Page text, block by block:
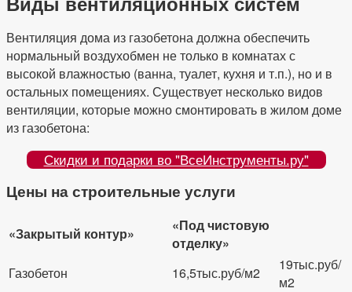
Вентиляция дома из газобетона должна обеспечить
нормальный воздухобмен не только в комнатах с
высокой влажностью (ванна, туалет, кухня и т.п.), но и в
остальных помещениях. Существует несколько видов
вентиляции, которые можно смонтировать в жилом доме
из газобетона:
Скидки и подарки во "ВсеИнструменты.ру"
Цены на строительные услуги
«Закрытый контур»
«Под чистовую
отделку»
Газобетон
16,5тыс.руб/м2
19тыс.руб/
м2